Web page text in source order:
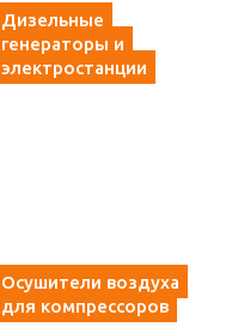
Дизельные
генераторы и
электростанции
Осушители воздуха
для компрессоров